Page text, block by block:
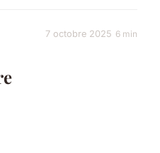
7 octobre 2025 6 min